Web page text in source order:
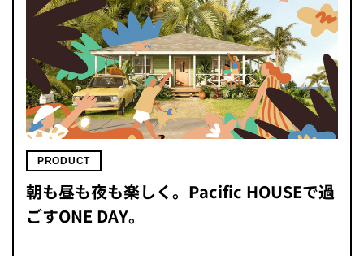
PRODUCT
朝も昼も夜も楽しく。Pacific HOUSEで過
ごすONE DAY。